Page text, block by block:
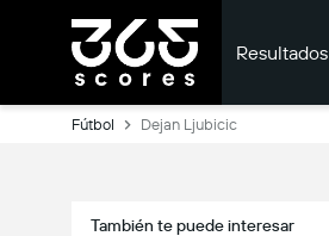
Resultados
Fútbol Dejan Ljubicic
También te puede interesar